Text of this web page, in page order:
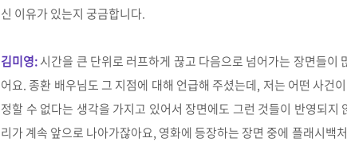
신 이유가 있는지 궁금합니다.
김미영:시간을 큰 단위로 러프하게 끊고 다음으로 넘어가는 장면들이
어요. 종환 배우님도 그 지점에 대해 언급해 주셨는데, 저는 어떤 사건
정할 수 없다는 생각을 가지고 있어서 장면에도 그런 것들이 반영되
리가 계속 앞으로 나아가잖아요, 영화에 등장하는 장면 중에 플래시백